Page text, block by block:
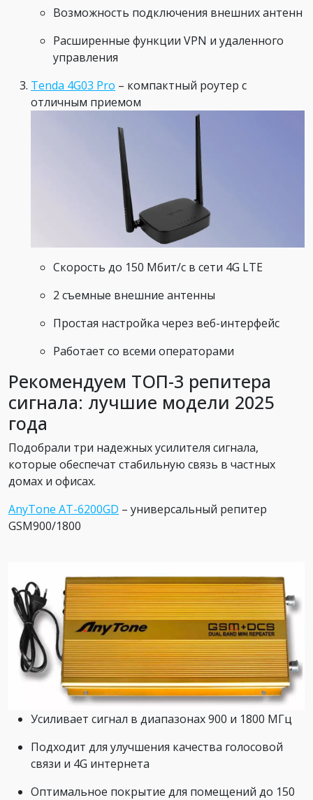
Возможность подключения внешних антенн
Расширенные функции VPN и удаленного
управления
Tenda 4G03 Pro – компактный роутер с
отличным приемом
Скорость до 150 Мбит/с в сети 4G LTE
2 съемные внешние антенны
Простая настройка через веб-интерфейс
Работает со всеми операторами
Рекомендуем ТОП-3 репитера
сигнала: лучшие модели 2025
года
Подобрали три надежных усилителя сигнала,
которые обеспечат стабильную связь в частных
домах и офисах.
AnyTone AT-6200GD – универсальный репитер
GSM900/1800
Усиливает сигнал в диапазонах 900 и 1800 МГц
Подходит для улучшения качества голосовой
связи и 4G интернета
Оптимальное покрытие для помещений до 150